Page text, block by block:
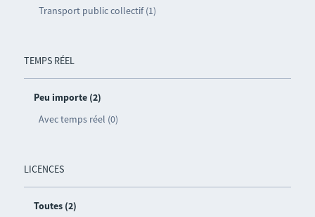
Transport public collectif (1)
TEMPS RÉEL
Peu importe (2)
Avec temps réel (0)
LICENCES
Toutes (2)